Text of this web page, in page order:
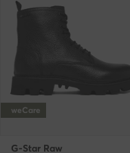
weCare
G-Star Raw